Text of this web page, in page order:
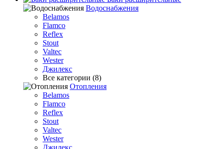
Водоснабжения
Belamos
Flamco
Reflex
Stout
Valtec
Wester
Джилекс
Все категории (8)
Отопления
Belamos
Flamco
Reflex
Stout
Valtec
Wester
Джилекс